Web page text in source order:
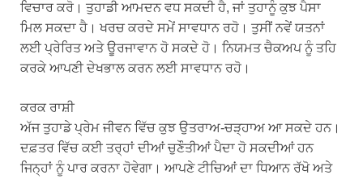
ਵਿਚਾਰ ਕਰੋ। ਤੁਹਾਡੀ ਆਮਦਨ ਵਧ ਸਕਦੀ ਹੈ, ਜਾਂ ਤੁਹਾਨੂੰ ਕੁਝ ਪੈਸਾ
ਮਿਲ ਸਕਦਾ ਹੈ। ਖਰਚ ਕਰਦੇ ਸਮੇਂ ਸਾਵਧਾਨ ਰਹੋ। ਤੁਸੀਂ ਨਵੇਂ ਯਤਨਾਂ
ਲਈ ਪ੍ਰੇਰਿਤ ਅਤੇ ਊਰਜਾਵਾਨ ਹੋ ਸਕਦੇ ਹੋ। ਨਿਯਮਤ ਚੈਕਅਪ ਨੂੰ ਤਹਿ
ਕਰਕੇ ਆਪਣੀ ਦੇਖਭਾਲ ਕਰਨ ਲਈ ਸਾਵਧਾਨ ਰਹੋ।
ਕਰਕ ਰਾਸ਼ੀ
ਅੱਜ ਤੁਹਾਡੇ ਪ੍ਰੇਮ ਜੀਵਨ ਵਿੱਚ ਕੁਝ ਉਤਰਾਅ-ਚੜ੍ਹਾਅ ਆ ਸਕਦੇ ਹਨ।
ਦਫ਼ਤਰ ਵਿੱਚ ਕਈ ਤਰ੍ਹਾਂ ਦੀਆਂ ਚੁਣੌਤੀਆਂ ਪੈਦਾ ਹੋ ਸਕਦੀਆਂ ਹਨ
ਜਿਨ੍ਹਾਂ ਨੂੰ ਪਾਰ ਕਰਨਾ ਹੋਵੇਗਾ। ਆਪਣੇ ਟੀਚਿਆਂ ਦਾ ਧਿਆਨ ਰੱਖੋ ਅਤੇ